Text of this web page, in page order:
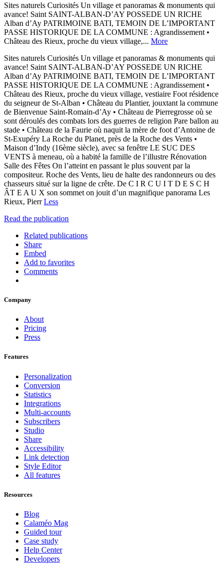
Sites naturels Curiosités Un village et panoramas & monuments qui
avance! Saint SAINT-ALBAN-D’AY POSSEDE UN RICHE
Alban d’Ay PATRIMOINE BATI, TEMOIN DE L’IMPORTANT
PASSE HISTORIQUE DE LA COMMUNE : Agrandissement •
Château des Rieux, proche du vieux village,... More
Sites naturels Curiosités Un village et panoramas & monuments qui
avance! Saint SAINT-ALBAN-D’AY POSSEDE UN RICHE
Alban d’Ay PATRIMOINE BATI, TEMOIN DE L’IMPORTANT
PASSE HISTORIQUE DE LA COMMUNE : Agrandissement •
Château des Rieux, proche du vieux village, vestiaire Foot résidence
du seigneur de St-Alban • Château du Plantier, jouxtant la commune
de Bienvenue Saint-Romain-d’Ay • Château de Pierregrosse où se
sont déroulés des combats lors des guerres de religion Pare ballon au
stade • Château de la Faurie où naquit la mère de foot d’Antoine de
St-Exupéry La Roche du Planet, près de la Roche des Vents •
Maison d’Indy (16ème siècle), avec sa fenêtre LE SUC DES
VENTS à meneau, où a habité la famille de l’illustre Rénovation
Salle des Fêtes On l’atteint en passant le plus souvent par la
compositeur. Roche des Vents, lieu de halte des randonneurs ou des
chasseurs situé sur la ligne de crête. De C I R C U I T D E S C H
ÂT E A U X son sommet on jouit d’un magnifique panorama Les
Rieux, PierrLess
Read the publication
Related publications
Share
Embed
Add to favorites
Comments
Company
About
Pricing
Press
Features
Personalization
Conversion
Statistics
Integrations
Multi-accounts
Subscribers
Studio
Share
Accessibility
Link detection
Style Editor
All features
Resources
Blog
Calaméo Mag
Guided tour
Case study
Help Center
Developers